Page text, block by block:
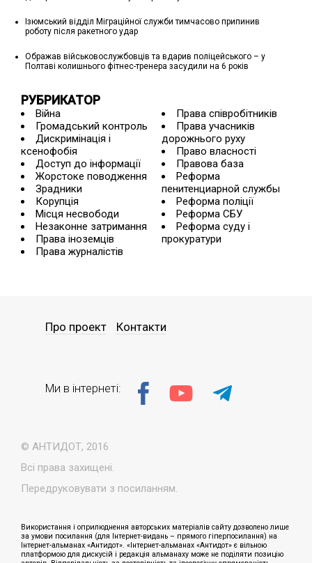
Ізюмський відділ Міграційної служби тимчасово припинив
роботу після ракетного удар
Ображав військовослужбовців та вдарив поліцейського – у
Полтаві колишнього фітнес-тренера засудили на 6 років
РУБРИКАТОР
Війна
Громадський контроль
Дискримінація і
ксенофобія
Доступ до інформації
Жорстоке поводження
Зрадники
Корупція
Місця несвободи
Незаконне затримання
Права іноземців
Права журналістів
Права співробітників
Права учасників
дорожнього руху
Право власності
Правова база
Реформа
пенитенциарной службы
Реформа поліції
Реформа СБУ
Реформа суду і
прокуратури
© АНТИДОТ, 2016
Всі права захищені.
Передруковувати з посиланням.
Про проект Контакти
Ми в інтернеті:
Використання і оприлюднення авторських матеріалів сайту дозволено лише
за умови посилання (для Інтернет-видань – прямого гіперпосилання) на
Інтернет-альманах «Антидот». «Інтернет-альманах «Антидот» є вільною
платформою для дискусій і редакція альманаху може не поділяти позицію